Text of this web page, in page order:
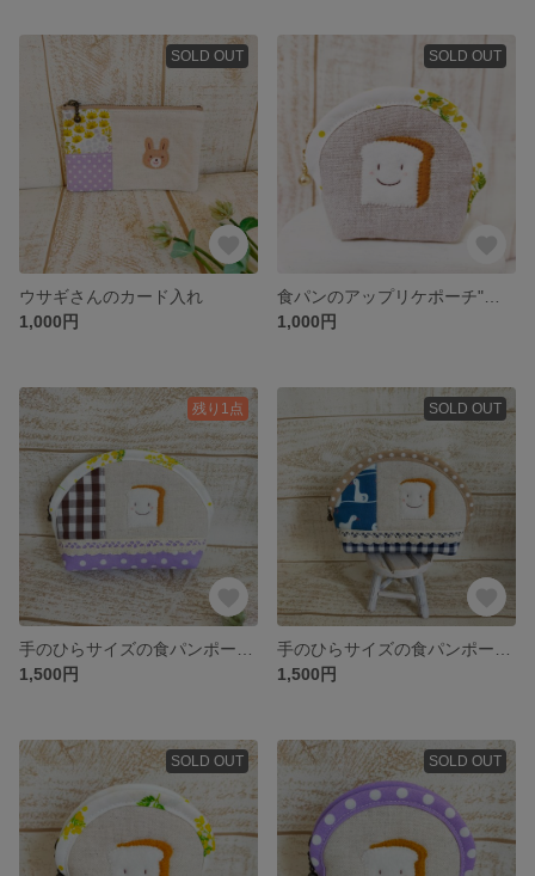
SOLD OUT
ウサギさんのカード入れ
1,000円
SOLD OUT
1,000円
残り1点
1,500円
SOLD OUT
1,500円
SOLD OUT SOLD OUT